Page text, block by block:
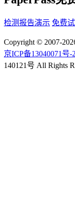
检测报告演示 免费
Copyright © 2007-
京ICP备13040071号-
140121号 All Rights